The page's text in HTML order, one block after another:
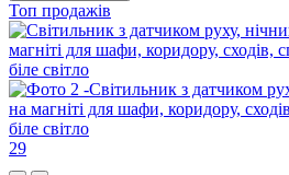
Топ продажів
29